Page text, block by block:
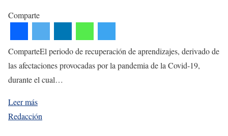
Comparte
ComparteEl periodo de recuperación de aprendizajes, derivado de
las afectaciones provocadas por la pandemia de la Covid-19,
durante el cual…
Leer más
Redacción